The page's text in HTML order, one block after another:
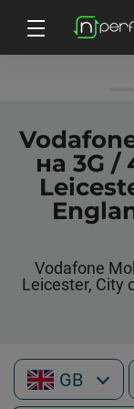
на 3G /
Vodafone
Leicester, City
GB